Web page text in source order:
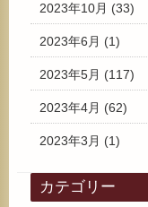
2023年10月 (33)
2023年6月 (1)
2023年5月 (117)
2023年4月 (62)
2023年3月 (1)
カテゴリー